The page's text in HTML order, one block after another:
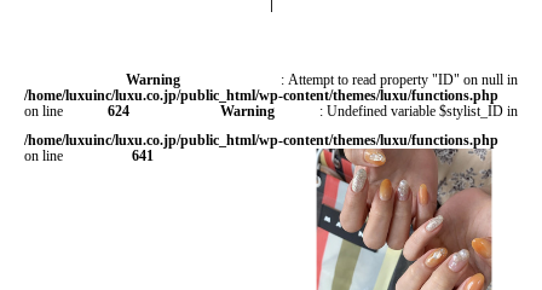
Warning
: Attempt to read property "ID" on null in
/home/luxuinc/luxu.co.jp/public_html/wp-content/themes/luxu/functions.php
on line
624 Warning
: Undefined variable $stylist_ID in
/home/luxuinc/luxu.co.jp/public_html/wp-content/themes/luxu/functions.php
on line
641